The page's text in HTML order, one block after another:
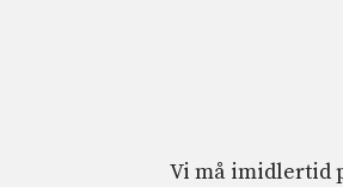
Vi må imidlertid